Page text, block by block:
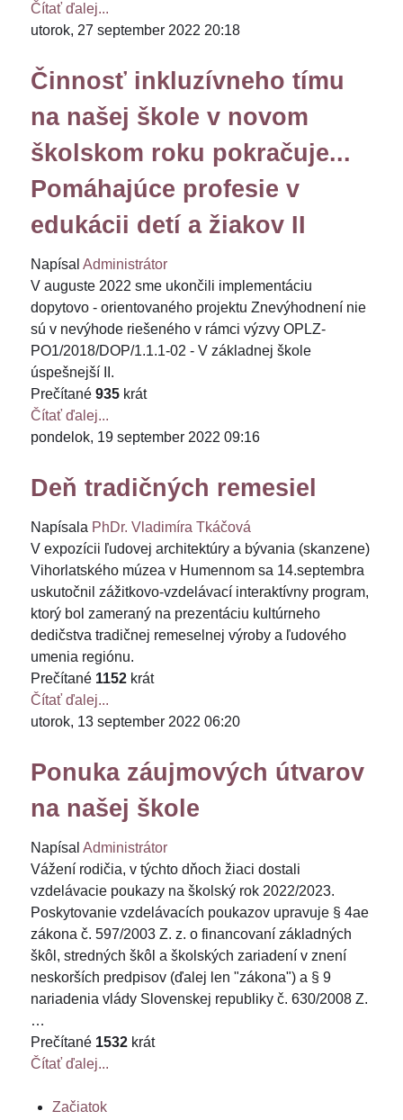
Čítať ďalej...
utorok, 27 september 2022 20:18
Činnosť inkluzívneho tímu
na našej škole v novom
školskom roku pokračuje...
Pomáhajúce profesie v
edukácii detí a žiakov II
Napísal Administrátor
V auguste 2022 sme ukončili implementáciu
dopytovo - orientovaného projektu Znevýhodnení nie
sú v nevýhode riešeného v rámci výzvy OPLZ-
PO1/2018/DOP/1.1.1-02 - V základnej škole
úspešnejší II.
Prečítané 935 krát
Čítať ďalej...
pondelok, 19 september 2022 09:16
Deň tradičných remesiel
Napísala PhDr. Vladimíra Tkáčová
V expozícii ľudovej architektúry a bývania (skanzene)
Vihorlatského múzea v Humennom sa 14.septembra
uskutočnil zážitkovo-vzdelávací interaktívny program,
ktorý bol zameraný na prezentáciu kultúrneho
dedičstva tradičnej remeselnej výroby a ľudového
umenia regiónu.
Prečítané 1152 krát
Čítať ďalej...
utorok, 13 september 2022 06:20
Ponuka záujmových útvarov
na našej škole
Napísal Administrátor
Vážení rodičia, v týchto dňoch žiaci dostali
vzdelávacie poukazy na školský rok 2022/2023.
Poskytovanie vzdelávacích poukazov upravuje § 4ae
zákona č. 597/2003 Z. z. o financovaní základných
škôl, stredných škôl a školských zariadení v znení
neskorších predpisov (ďalej len "zákona") a § 9
nariadenia vlády Slovenskej republiky č. 630/2008 Z.
…
Prečítané 1532 krát
Čítať ďalej...
Začiatok